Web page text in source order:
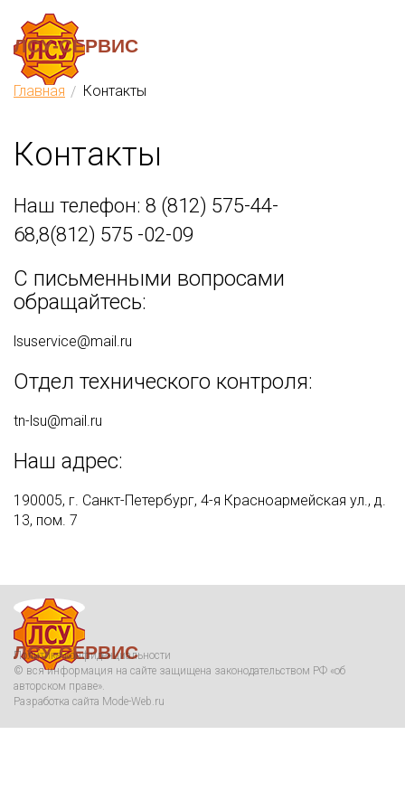
ЛСУ-СЕРВИС
Главная Контакты
Контакты
Наш телефон: 8 (812) 575-44-
68,8(812) 575 -02-09
С письменными вопросами
обращайтесь:
lsuservice@mail.ru
Отдел технического контроля:
tn-lsu@mail.ru
Наш адрес:
190005, г. Санкт-Петербург, 4-я Красноармейская ул., д.
13, пом. 7
ЛСУ-СЕРВИС
Политика конфиденциальности
© вся информация на сайте защищена законодательством РФ «об
авторском праве».
Разработка сайта Mode-Web.ru